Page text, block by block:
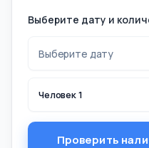
Выберите дату и
Человек 1
Проверить